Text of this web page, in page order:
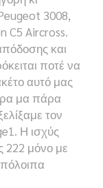
3008,
C5 Aircross.
και
ποτέ να
αυτό μας
μα πάρα
τον
Η ισχύς
222 μόνο με